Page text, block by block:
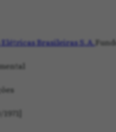
Brasileiras S.A.